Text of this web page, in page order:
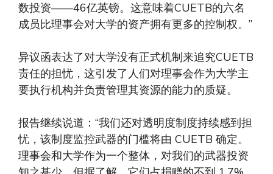
数投资——46亿英镑。这意味着CUETB的六名
成员比理事会对大学的资产拥有更多的控制权。”
异议函表达了对大学没有正式机制来追究CUETB
责任的担忧，这引发了人们对理事会作为大学主
要执行机构并负责管理其资源的能力的质疑。
报告继续说道：“我们还对透明度制度持续感到担
忧，该制度监控武器的门槛将由 CUETB 确定。
理事会和大学作为一个整体，对我们的武器投资